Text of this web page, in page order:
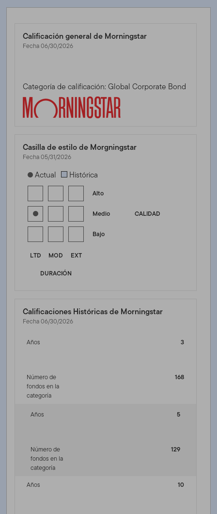
Calificación general de Morningstar
Fecha 06/30/2026
Categoría de calificación: Global Corporate Bond
Casilla de estilo de Morgningstar
Fecha 05/31/2026
[products.morningstar-stylebox-title-sr-fixed]
Actual Histórica
Alto
CALIDAD
Medio
Bajo
LTD MOD
EXT
DURACIÓN
Calificaciones Históricas de Morningstar
Fecha 06/30/2026
Años 3
Número de
fondos en la
categoría
168
Años 5
Número de
fondos en la
categoría
129
Años 10